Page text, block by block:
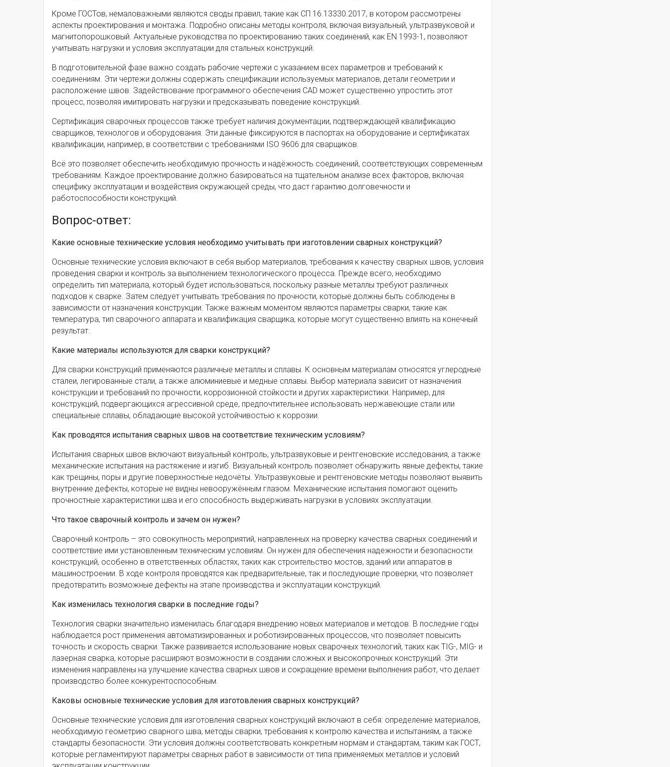
Кроме ГОСТов, немаловажными являются своды правил, такие как СП 16.13330.2017, в котором рассмотрены
аспекты проектирования и монтажа. Подробно описаны методы контроля, включая визуальный, ультразвуковой и
магнитопорошковый. Актуальные руководства по проектированию таких соединений, как EN 1993-1, позволяют
учитывать нагрузки и условия эксплуатации для стальных конструкций.
В подготовительной фазе важно создать рабочие чертежи с указанием всех параметров и требований к
соединениям. Эти чертежи должны содержать спецификации используемых материалов, детали геометрии и
расположение швов. Задействование программного обеспечения CAD может существенно упростить этот
процесс, позволяя имитировать нагрузки и предсказывать поведение конструкций.
Сертификация сварочных процессов также требует наличия документации, подтверждающей квалификацию
сварщиков, технологов и оборудования. Эти данные фиксируются в паспортах на оборудование и сертификатах
квалификации, например, в соответствии с требованиями ISO 9606 для сварщиков.
Всё это позволяет обеспечить необходимую прочность и надёжность соединений, соответствующих современным
требованиям. Каждое проектирование должно базироваться на тщательном анализе всех факторов, включая
специфику эксплуатации и воздействия окружающей среды, что даст гарантию долговечности и
работоспособности конструкций.
Вопрос-ответ:
Какие основные технические условия необходимо учитывать при изготовлении сварных конструкций?
Основные технические условия включают в себя выбор материалов, требования к качеству сварных швов, условия
проведения сварки и контроль за выполнением технологического процесса. Прежде всего, необходимо
определить тип материала, который будет использоваться, поскольку разные металлы требуют различных
подходов к сварке. Затем следует учитывать требования по прочности, которые должны быть соблюдены в
зависимости от назначения конструкции. Также важным моментом являются параметры сварки, такие как
температура, тип сварочного аппарата и квалификация сварщика, которые могут существенно влиять на конечный
результат.
Какие материалы используются для сварки конструкций?
Для сварки конструкций применяются различные металлы и сплавы. К основным материалам относятся углеродные
сталеи, легированные стали, а также алюминиевые и медные сплавы. Выбор материала зависит от назначения
конструкции и требований по прочности, коррозионной стойкости и других характеристики. Например, для
конструкций, подвергающихся агрессивной среде, предпочтительнее использовать нержавеющие стали или
специальные сплавы, обладающие высокой устойчивостью к коррозии.
Как проводятся испытания сварных швов на соответствие техническим условиям?
Испытания сварных швов включают визуальный контроль, ультразвуковые и рентгеновские исследования, а также
механические испытания на растяжение и изгиб. Визуальный контроль позволяет обнаружить явные дефекты, такие
как трещины, поры и другие поверхностные недочёты. Ультразвуковые и рентгеновские методы позволяют выявить
внутренние дефекты, которые не видны невооружённым глазом. Механические испытания помогают оценить
прочностные характеристики шва и его способность выдерживать нагрузки в условиях эксплуатации.
Что такое сварочный контроль и зачем он нужен?
Сварочный контроль – это совокупность мероприятий, направленных на проверку качества сварных соединений и
соответствие ими установленным техническим условиям. Он нужен для обеспечения надежности и безопасности
конструкций, особенно в ответственных областях, таких как строительство мостов, зданий или аппаратов в
машиностроении. В ходе контроля проводятся как предварительные, так и последующие проверки, что позволяет
предотвратить возможные дефекты на этапе производства и эксплуатации конструкций.
Как изменилась технология сварки в последние годы?
Технология сварки значительно изменилась благодаря внедрению новых материалов и методов. В последние годы
наблюдается рост применения автоматизированных и роботизированных процессов, что позволяет повысить
точность и скорость сварки. Также развивается использование новых сварочных технологий, таких как TIG-, MIG- и
лазерная сварка, которые расширяют возможности в создании сложных и высокопрочных конструкций. Эти
изменения направлены на улучшение качества сварных швов и сокращение времени выполнения работ, что делает
производство более конкурентоспособным.
Каковы основные технические условия для изготовления сварных конструкций?
Основные технические условия для изготовления сварных конструкций включают в себя: определение материалов,
необходимую геометрию сварного шва, методы сварки, требования к контролю качества и испытаниям, а также
стандарты безопасности. Эти условия должны соответствовать конкретным нормам и стандартам, таким как ГОСТ,
которые регламентируют параметры сварных работ в зависимости от типа применяемых металлов и условий